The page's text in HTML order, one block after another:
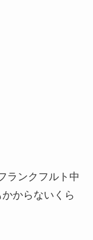
ランクフルト中
からないくら